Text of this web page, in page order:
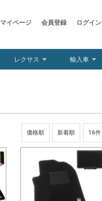
マイページ 会員登録 ログイン
レクサス 輸入車
価格順 新着順